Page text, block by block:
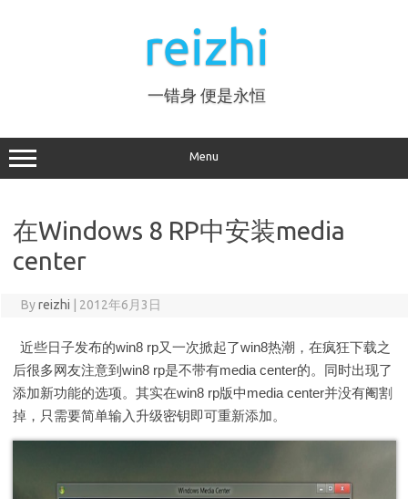
reizhi
一错身 便是永恒
Menu
在Windows 8 RP中安装media
center
Byreizhi 2012年6月3日
近些日子发布的win8 rp又一次掀起了win8热潮，在疯狂下载之
后很多网友注意到win8 rp是不带有media center的。同时出现了
添加新功能的选项。其实在win8 rp版中media center并没有阉割
掉，只需要简单输入升级密钥即可重新添加。